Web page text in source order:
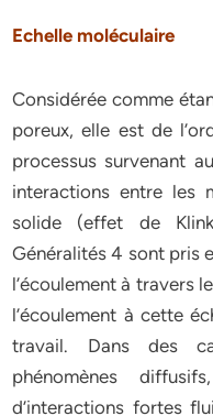
Echelle moléculaire
Considérée comme
poreux, elle est de
processus survenant
interactions entre les
solide (effet de
Généralités 4 sont pris
l’écoulement à travers
l’écoulement à cette
travail. Dans des
phénomènes
d’interactions fortes